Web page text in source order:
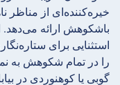
خیره‌کننده‌ای از مناظر
باشکوهش ارائه
استثنایی برای
را در تمام شکوهش به
گوبی یا کوهنوردی در